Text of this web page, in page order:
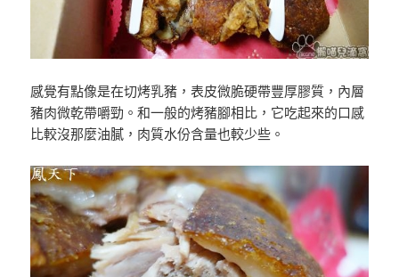
感覺有點像是在切烤乳豬，表皮微脆硬帶豐厚膠質，內層
豬肉微乾帶嚼勁。和一般的烤豬腳相比，它吃起來的口感
比較沒那麼油膩，肉質水份含量也較少些。